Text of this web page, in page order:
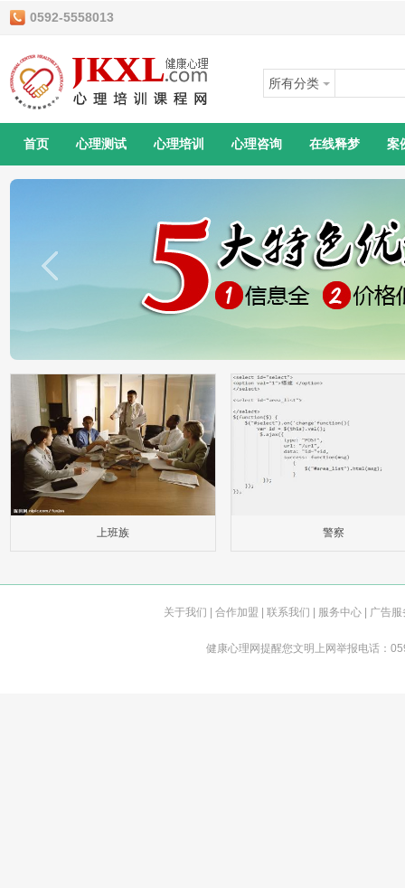
0592-5558013
所有分类
首页 心理测试 心理培训 心理咨询 在线释梦 案
上班族 警察
关于我们 合作加盟 联系我们 | 服务中心 | 广告
健康心理网提醒您文明上网举报电话：